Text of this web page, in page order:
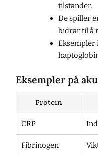
tilstander.
De spiller
bidrar til å
Eksempler
Eksempler på
Protein
CRP
Fibrinogen